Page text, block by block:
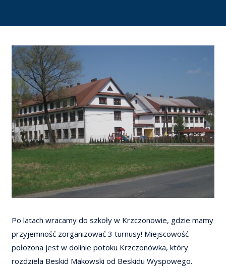
Po latach wracamy do szkoły w Krzczonowie, gdzie mamy
przyjemność zorganizować 3 turnusy! Miejscowość
położona jest w dolinie potoku Krzczonówka, który
rozdziela Beskid Makowski od Beskidu Wyspowego.